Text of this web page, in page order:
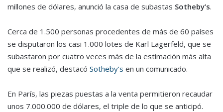
millones de dólares, anunció la casa de subastas Sotheby’s.
Cerca de 1.500 personas procedentes de más de 60 países
se disputaron los casi 1.000 lotes de Karl Lagerfeld, que se
subastaron por cuatro veces más de la estimación más alta
que se realizó, destacó Sotheby’s en un comunicado.
En París, las piezas puestas a la venta permitieron recaudar
unos 7.000.000 de dólares, el triple de lo que se anticipó.